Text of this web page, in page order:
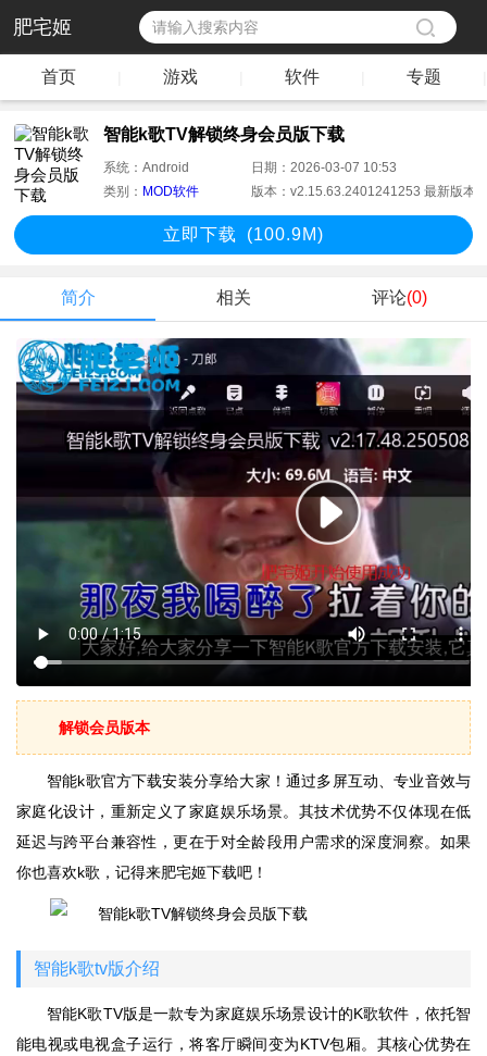
肥宅姬
首页 游戏 软件 专题
智能k歌TV解锁终身会员版下载
系统：Android 日期：2026-03-07 10:53
类别： MOD软件 版本：v2.15.63.2401241253 最新版本
立即下载 (100.9M)
简介 相关 评论(0)
解锁会员版本
智能k歌官方下载安装分享给大家！通过多屏互动、专业音效与
家庭化设计，重新定义了家庭娱乐场景。其技术优势不仅体现在低
延迟与跨平台兼容性，更在于对全龄段用户需求的深度洞察。如果
你也喜欢k歌，记得来肥宅姬下载吧！
智能k歌tv版介绍
智能K歌TV版是一款专为家庭娱乐场景设计的K歌软件，依托智
能电视或电视盒子运行，将客厅瞬间变为KTV包厢。其核心优势在